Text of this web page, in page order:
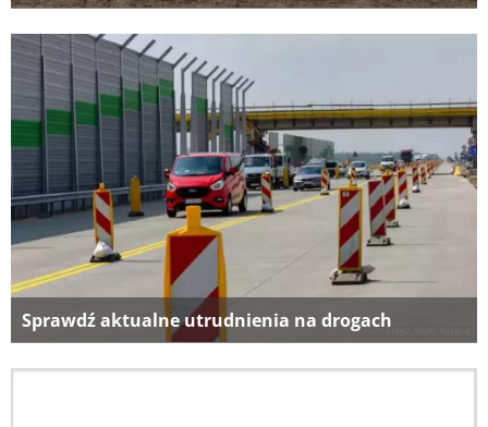
Sprawdź aktualne utrudnienia na drogach